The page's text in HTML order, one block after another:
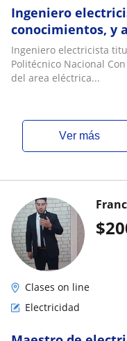
Ingeniero
conocimientos, y
tengan respecto
Ingeniero electricista
Politécnico Nacional
del area eléctrica...
ver más
$
Clases on line
Electricidad